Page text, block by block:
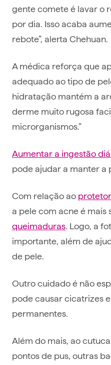
gente comete é lavar o
por dia. Isso acaba
rebote”, alerta Chehuan.
A médica reforça que
adequado ao tipo de
hidratação mantém a
derme muito rugosa
microrganismos.”
Aumentar a ingestão
pode ajudar a manter a
Com relação ao
a pele com acne é mais
queimaduras. Logo, a
importante, além de
de pele.
Outro cuidado é não
pode causar cicatrizes
permanentes.
Além do mais, ao
pontos de pus, outras